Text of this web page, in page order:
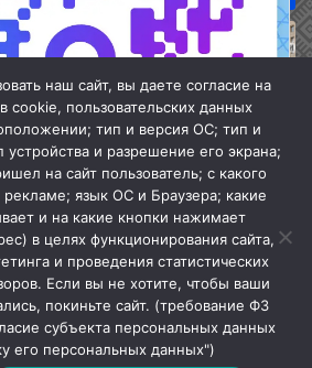
клубная система» © 2026
наш сайт, вы даете согласие на
cookie, пользовательских данных
тип и версия ОС; тип и
устройства и разрешение его экрана;
на сайт пользователь; с какого
рекламе; язык ОС и Браузера; какие
и на какие кнопки нажимает
в целях функционирования сайта,
и проведения статистических
Если вы не хотите, чтобы ваши
покиньте сайт. (требование ФЗ
субъекта персональных данных
его персональных данных")